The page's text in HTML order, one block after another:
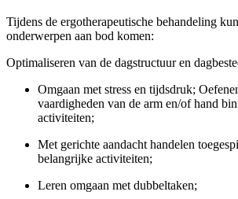
Tijdens de ergotherapeutische behandeling
onderwerpen aan bod komen:
Optimaliseren van de dagstructuur en
Omgaan met stress en tijdsdruk;
vaardigheden van de arm en/of hand
activiteiten;
Met gerichte aandacht handelen
belangrijke activiteiten;
Leren omgaan met dubbeltaken;